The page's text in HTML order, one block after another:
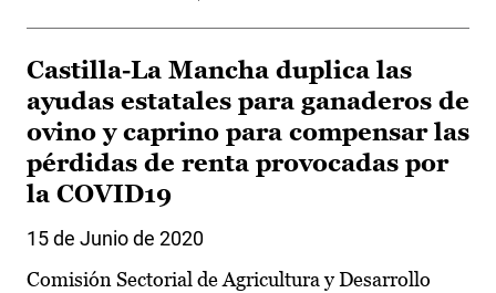
Castilla-La Mancha duplica las
ayudas estatales para ganaderos de
ovino y caprino para compensar las
pérdidas de renta provocadas por
la COVID19
15 de Junio de 2020
Comisión Sectorial de Agricultura y Desarrollo